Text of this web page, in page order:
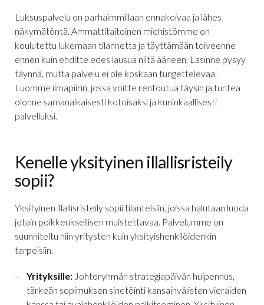
Luksuspalvelu on parhaimmillaan ennakoivaa ja lähes
näkymätöntä. Ammattitaitoinen miehistömme on
koulutettu lukemaan tilannetta ja täyttämään toiveenne
ennen kuin ehditte edes lausua niitä ääneen. Lasinne pysyy
täynnä, mutta palvelu ei ole koskaan tungettelevaa.
Luomme ilmapiirin, jossa voitte rentoutua täysin ja tuntea
olonne samanaikaisesti kotoisaksi ja kuninkaallisesti
palvelluksi.
Kenelle yksityinen illallisristeily
sopii?
Yksityinen illallisristeily sopii tilanteisiin, joissa halutaan luoda
jotain poikkeuksellisen muistettavaa. Palvelumme on
suunniteltu niin yritysten kuin yksityishenkilöidenkin
tarpeisiin.
Yrityksille: Johtoryhmän strategiapäivän huipennus,
tärkeän sopimuksen sinetöinti kansainvälisten vieraiden